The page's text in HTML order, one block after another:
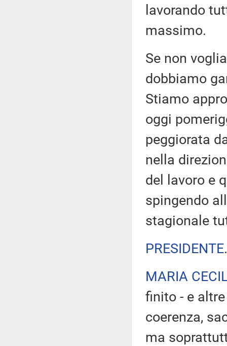
lavorando
massimo.
Se non
dobbiamo
Stiamo
oggi
peggiorata
nella
del lavoro e
spingendo
stagionale
PRESIDENTE
MARIA
finito - e
coerenza,
ma